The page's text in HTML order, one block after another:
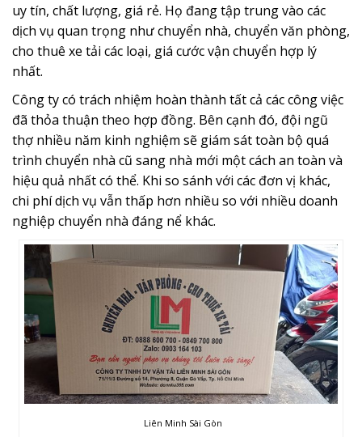
uy tín, chất lượng, giá rẻ. Họ đang tập trung vào các
dịch vụ quan trọng như chuyển nhà, chuyển văn phòng,
cho thuê xe tải các loại, giá cước vận chuyển hợp lý
nhất.
Công ty có trách nhiệm hoàn thành tất cả các công việc
đã thỏa thuận theo hợp đồng. Bên cạnh đó, đội ngũ
thợ nhiều năm kinh nghiệm sẽ giám sát toàn bộ quá
trình chuyển nhà cũ sang nhà mới một cách an toàn và
hiệu quả nhất có thể. Khi so sánh với các đơn vị khác,
chi phí dịch vụ vẫn thấp hơn nhiều so với nhiều doanh
nghiệp chuyển nhà đáng nể khác.
Liên Minh Sài Gòn